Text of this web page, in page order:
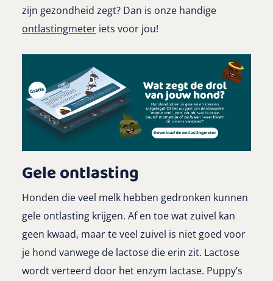
zijn gezondheid zegt? Dan is onze handige
ontlastingmeter iets voor jou!
Gele ontlasting
Honden die veel melk hebben gedronken kunnen
gele ontlasting krijgen. Af en toe wat zuivel kan
geen kwaad, maar te veel zuivel is niet goed voor
je hond vanwege de lactose die erin zit. Lactose
wordt verteerd door het enzym lactase. Puppy’s